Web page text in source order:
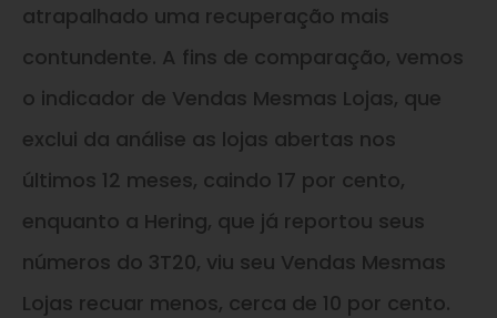
atrapalhado uma recuperação mais
contundente. A fins de comparação, vemos
o indicador de Vendas Mesmas Lojas, que
exclui da análise as lojas abertas nos
últimos 12 meses, caindo 17 por cento,
enquanto a Hering, que já reportou seus
números do 3T20, viu seu Vendas Mesmas
Lojas recuar menos, cerca de 10 por cento.